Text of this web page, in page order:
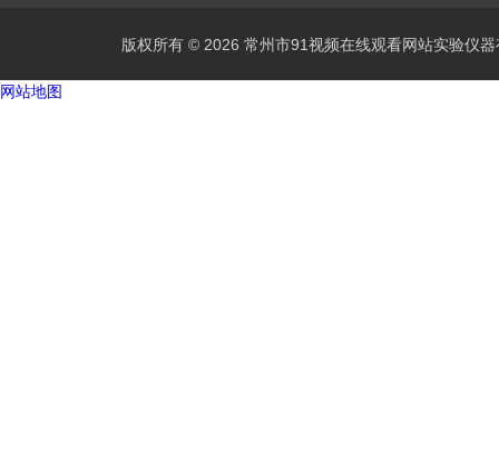
版权所有 © 2026 常州市91视频在线观看网站实验
网站地图